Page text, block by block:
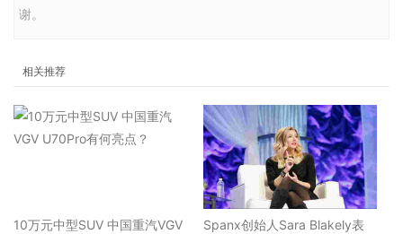
谢。
相关推荐
10万元中型SUV 中国重汽VGV
Spanx创始人Sara Blakely表